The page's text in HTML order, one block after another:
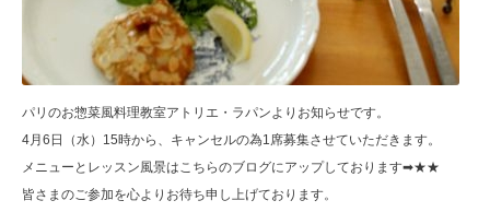
パリのお惣菜風料理教室アトリエ・ラパンよりお知らせです。
4月6日（水）15時から、キャンセルの為1席募集させていただきます。
メニューとレッスン風景はこちらのブログにアップしております➡★★
皆さまのご参加を心よりお待ち申し上げております。